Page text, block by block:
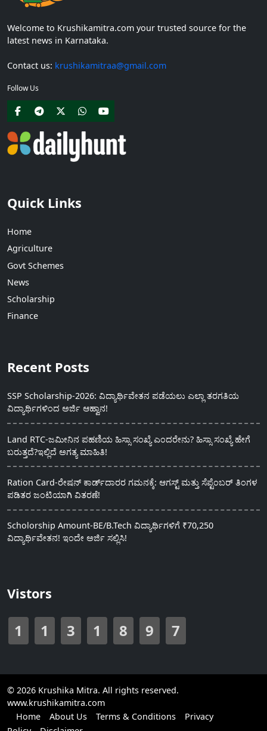
Welcome to Krushikamitra.com your trusted source for the
latest news in Karnataka.
Contact us: krushikamitraa@gmail.com
Follow Us
Quick Links
Home
Agriculture
Govt Schemes
News
Scholarship
Finance
Recent Posts
SSP Scholarship-2026: ವಿದ್ಯಾರ್ಥಿವೇತನ ಪಡೆಯಲು ಎಲ್ಲಾ ತರಗತಿಯ
ವಿದ್ಯಾರ್ಥಿಗಳಿಂದ ಅರ್ಜಿ ಆಹ್ವಾನ!
Land RTC-ಜಮೀನಿನ ಪಹಣಿಯ ಹಿಸ್ಸಾ ಸಂಖ್ಯೆ ಎಂದರೇನು? ಹಿಸ್ಸಾ ಸಂಖ್ಯೆ ಹೇಗೆ
ಬರುತ್ತದೆ?ಇಲ್ಲಿದೆ ಅಗತ್ಯ ಮಾಹಿತಿ!
Ration Card-ರೇಷನ್ ಕಾರ್ಡ್‍ದಾರರ ಗಮನಕ್ಕೆ: ಆಗಸ್ಟ್ ಮತ್ತು ಸೆಪ್ಟೆಂಬರ್ ತಿಂಗಳ
ಪಡಿತರ ಜಂಟಿಯಾಗಿ ವಿತರಣೆ!
Scholorship Amount-BE/B.Tech ವಿದ್ಯಾರ್ಥಿಗಳಿಗೆ ₹70,250
ವಿದ್ಯಾರ್ಥಿವೇತನ! ಇಂದೇ ಅರ್ಜಿ ಸಲ್ಲಿಸಿ!
Vistors
1 1 3 1 8 9 7
© 2026 Krushika Mitra. All rights reserved.
www.krushikamitra.com
Home
About Us Terms & Conditions
Privacy